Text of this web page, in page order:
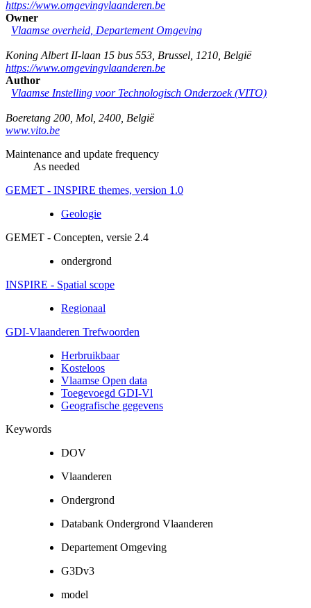
https://www.omgevingvlaanderen.be
Owner
Vlaamse overheid, Departement Omgeving
Koning Albert II-laan 15 bus 553 Brussel 1210 België
https://www.omgevingvlaanderen.be
Author
Vlaamse Instelling voor Technologisch Onderzoek (VITO)
Boeretang 200 Mol 2400 België
www.vito.be
Maintenance and update frequency
As needed
GEMET - INSPIRE themes, version 1.0
Geologie
GEMET - Concepten, versie 2.4
ondergrond
INSPIRE - Spatial scope
Regionaal
GDI-Vlaanderen Trefwoorden
Herbruikbaar
Kosteloos
Vlaamse Open data
Toegevoegd GDI-Vl
Geografische gegevens
Keywords
DOV
Vlaanderen
Ondergrond
Databank Ondergrond Vlaanderen
Departement Omgeving
G3Dv3
model